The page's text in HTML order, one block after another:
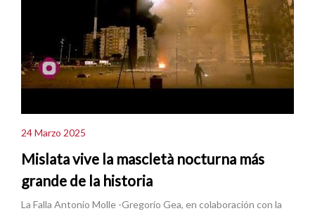
24 Marzo 2025
Mislata vive la mascletà nocturna más
grande de la historia
La Falla Antonio Molle -Gregorio Gea, en colaboración con la